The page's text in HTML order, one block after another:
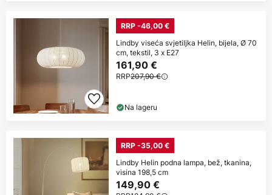
RRP -46,00 €
Lindby viseća svjetiljka Helin, bijela, Ø 70
cm, tekstil, 3 x E27
161,90 €
RRP207,90 €
Na lageru
RRP -35,00 €
Lindby Helin podna lampa, bež, tkanina,
visina 198,5 cm
149,90 €